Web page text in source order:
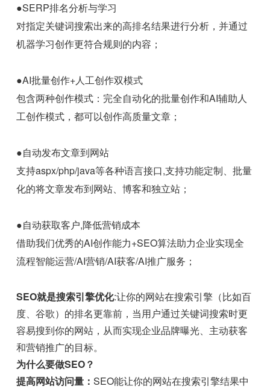
●SERP排名分析与学习
对指定关键词搜索出来的高排名结果进行分析，并通过
机器学习创作更符合规则的内容；
●AI批量创作+人工创作双模式
包含两种创作模式：完全自动化的批量创作和AI辅助人
工创作模式，都可以创作高质量文章；
●自动发布文章到网站
支持aspx/php/java等各种语言接口,支持功能定制、批量
化的将文章发布到网站、博客和独立站；
●自动获取客户,降低营销成本
借助我们优秀的AI创作能力+SEO算法助力企业实现全
流程智能运营/AI营销/AI获客/AI推广服务；
SEO就是搜索引擎优化:让你的网站在搜索引擎（比如百
度、谷歌）的排名更靠前，当用户通过关键词搜索时更
容易搜到你的网站，从而实现企业品牌曝光、主动获客
和营销推广的目标。
为什么要做SEO？
提高网站访问量：SEO能让你的网站在搜索引擎结果中